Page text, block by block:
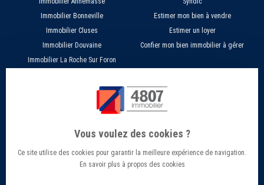
Immobilier Bonneville
Immobilier Cluses
Immobilier Douvaine
Immobilier La Roche Sur Foron
Estimer mon bien à vendre
Estimer un loyer
Confier mon bien immobilier à gérer
Nos agences 4807
Barème Transaction immobilière
SERVICES EN LIGNE
Estimer mon bien immobilier en ligne
Candidature location
Offres d’emploi - Recrutement
Vous voulez des cookies ?
Ce site utilise des cookies pour garantir la meilleure expérience de navigation.
En savoir plus à propos des cookies